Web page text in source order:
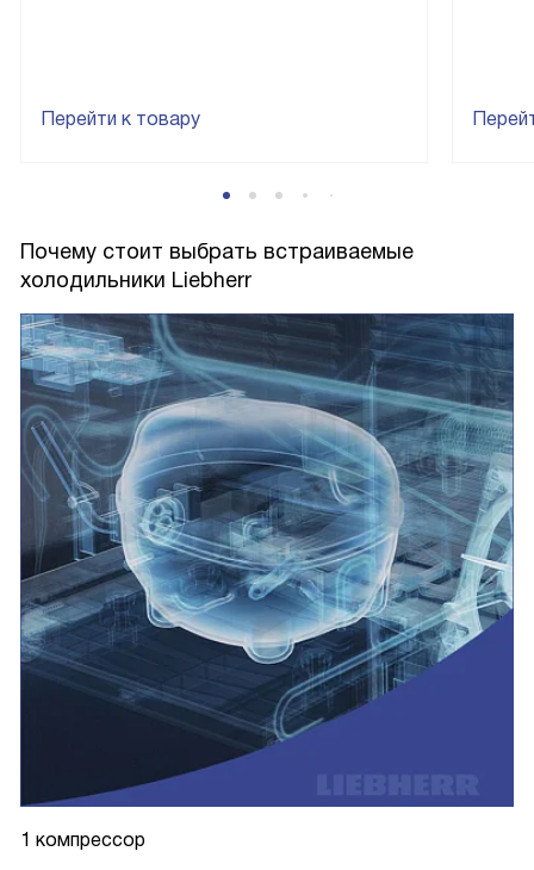
Перейти к товару
Почему стоит выбрать встраиваемые
холодильники Liebherr
1 компрессор